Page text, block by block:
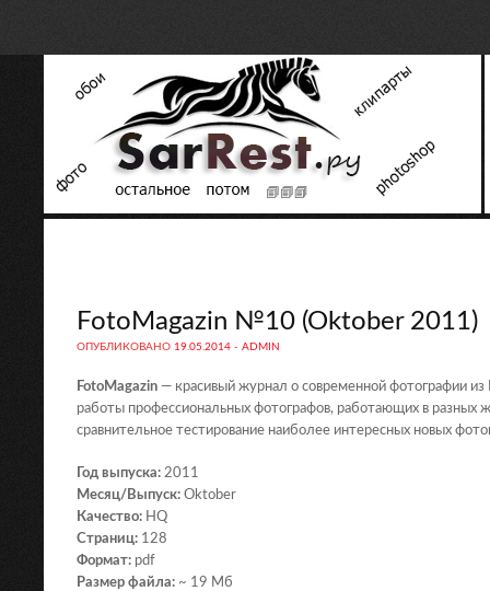
FotoMagazin №10 (Oktober 2011)
ОПУБЛИКОВАНО 19.05.2014 - ADMIN
FotoMagazin — красивый журнал о современной фотографии
работы профессиональных фотографов, работающих в разных
сравнительное тестирование наиболее интересных новых
Год выпуска: 2011
Месяц/Выпуск: Oktober
Качество: HQ
Страниц: 128
Формат: pdf
Размер файла: ~ 19 Мб